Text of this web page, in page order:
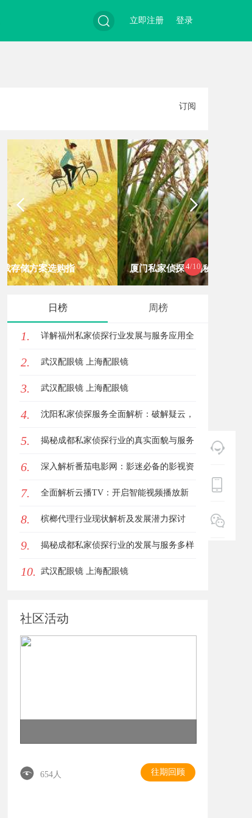
索
登录
立即注册
订阅
4/10
厦门私家侦探：揭秘现代城市的隐秘
日榜 周榜
1. 详解福州私家侦探行业发展与服务应用全
方位指南
2. 武汉配眼镜 上海配眼镜
3. 武汉配眼镜 上海配眼镜
4. 沈阳私家侦探服务全面解析：破解疑云，
守护真相的专家助力
5. 揭秘成都私家侦探行业的真实面貌与服务
价值
6. 深入解析番茄电影网：影迷必备的影视资
源平台详解与使用指南
7. 全面解析云播TV：开启智能视频播放新
时代的利器
8. 槟榔代理行业现状解析及发展潜力探讨
9. 揭秘成都私家侦探行业的发展与服务多样
性解析
10. 武汉配眼镜 上海配眼镜
社区活动
654人 往期回顾